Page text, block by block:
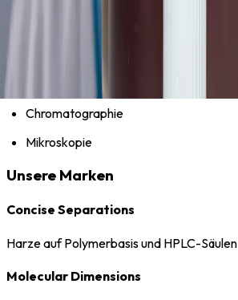
Chromatographie
Mikroskopie
Unsere Marken
Concise Separations
Harze auf Polymerbasis und HPLC-Säulen
Molecular Dimensions